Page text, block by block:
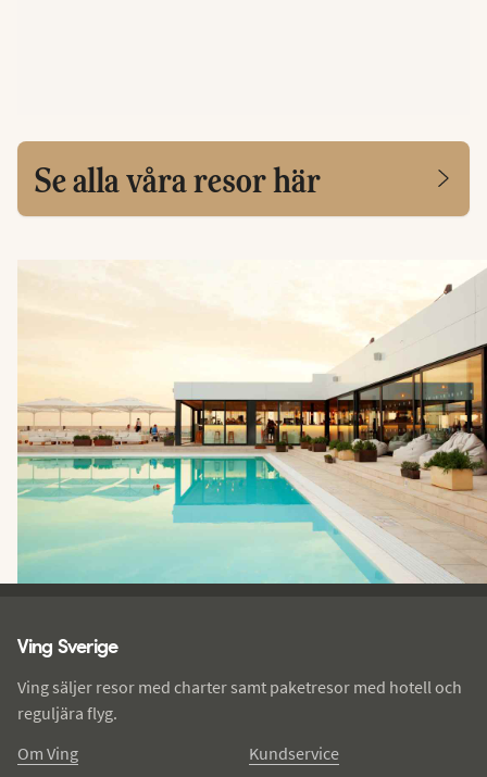
Se alla våra resor här
Ving Sverige
Ving säljer resor med charter samt paketresor med hotell och
reguljära flyg.
Om Ving
Kundservice